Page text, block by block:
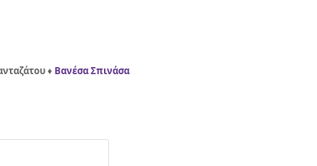
♦ Βανέσα Σπινάσα